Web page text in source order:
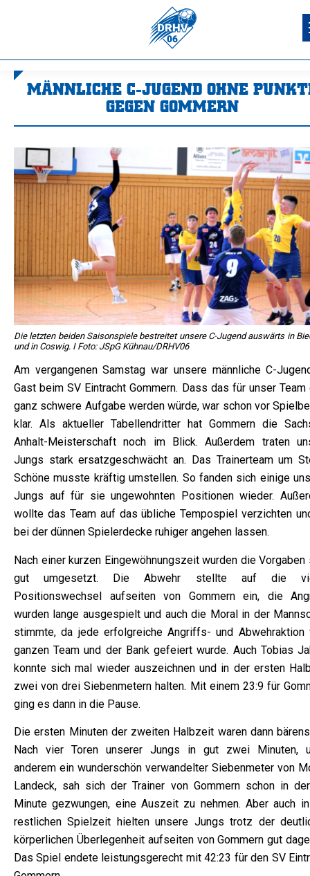
MÄNNLICHE C-JUGEND OHNE
GEGEN GOMMERN
Die letzten beiden Saisonspiele bestreitet unsere C-Jugend auswärts in
und in Coswig. I Foto: JSpG Kühnau/DRHV06
Am vergangenen Samstag war unsere männliche C-
Gast beim SV Eintracht Gommern. Dass das für unser Team
ganz schwere Aufgabe werden würde, war schon vor
klar. Als aktueller Tabellendritter hat Gommern die
Anhalt-Meisterschaft noch im Blick. Außerdem traten
Jungs stark ersatzgeschwächt an. Das Trainerteam um
Schöne musste kräftig umstellen. So fanden sich einige
Jungs auf für sie ungewohnten Positionen wieder.
wollte das Team auf das übliche Tempospiel verzichten
bei der dünnen Spielerdecke ruhiger angehen lassen.
Nach einer kurzen Eingewöhnungszeit wurden die Vorgaben
gut umgesetzt. Die Abwehr stellte auf die
Positionswechsel aufseiten von Gommern ein, die
wurden lange ausgespielt und auch die Moral in der
stimmte, da jede erfolgreiche Angriffs- und Abwehraktion
ganzen Team und der Bank gefeiert wurde. Auch Tobias
konnte sich mal wieder auszeichnen und in der ersten
zwei von drei Siebenmetern halten. Mit einem 23:9 für
ging es dann in die Pause.
Die ersten Minuten der zweiten Halbzeit waren dann
Nach vier Toren unserer Jungs in gut zwei Minuten,
anderem ein wunderschön verwandelter Siebenmeter von
Landeck, sah sich der Trainer von Gommern schon in
Minute gezwungen, eine Auszeit zu nehmen. Aber auch
restlichen Spielzeit hielten unsere Jungs trotz der
körperlichen Überlegenheit aufseiten von Gommern gut
Das Spiel endete leistungsgerecht mit 42:23 für den SV